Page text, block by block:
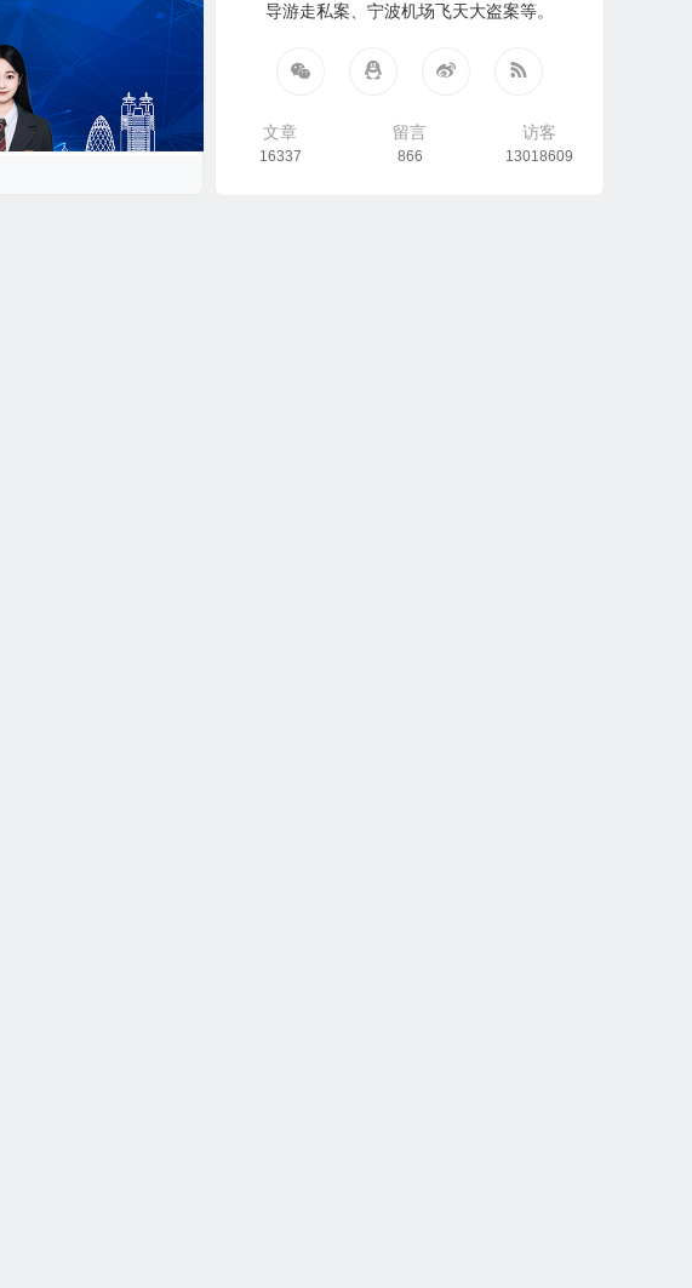
导游走私案、宁波机场飞天大盗案等。
文章
16337
留言
866
访客
13018609